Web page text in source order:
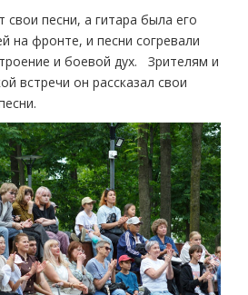
песни, а гитара была его
на фронте, и песни согревали
и боевой дух. Зрителям и
встречи он рассказал свои